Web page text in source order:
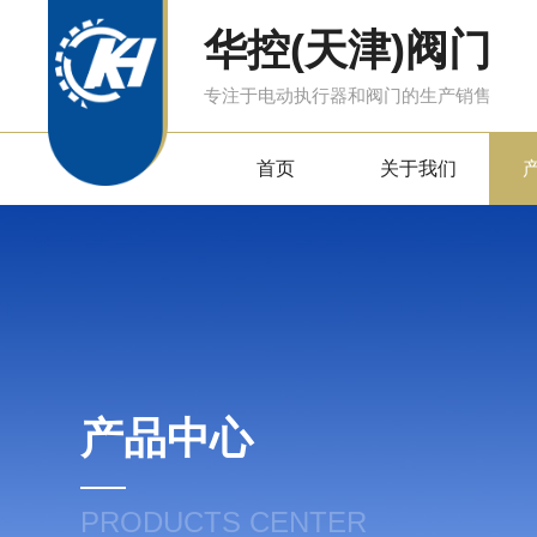
华控(天津)阀门
专注于电动执行器和阀门的生产销售
首页 关于我们
产品中心
PRODUCTS CENTER